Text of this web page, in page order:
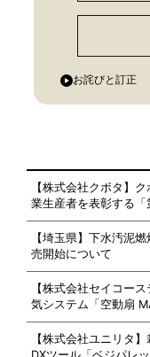
お詫びと訂正
【株式会社クボタ】
業生産者を表彰する「
【埼玉県】下水汚泥
売開始について
【株式会社セイコー
気システム「空動扇
【株式会社ユニリタ